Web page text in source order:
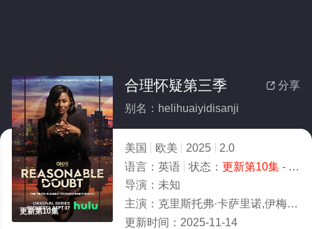
更新第10集
 分享
合理怀疑第三季
别名：helihuaiyidisanji
美国 欧美 2025
2.0
语言： 英语 状态： 更新第10集- 免费在线观看
导演： 未知
主演： 克里斯托弗·卡萨里诺,伊梅雅格特伊·科伦尼伊乐迪,尤金·伯德,维克多·罗塞克,托比·奥伍梅尔,迈克尔·伊雷,
更新时间： 2025-11-14